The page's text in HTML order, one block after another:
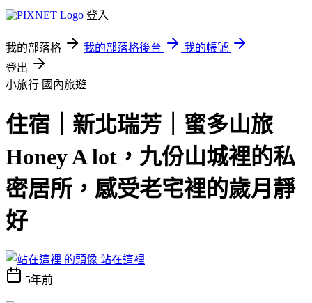
登入
我的部落格 我的部落格後台
我的帳號
登出
小旅行 國內旅遊
住宿｜新北瑞芳｜蜜多山旅
Honey A lot，九份山城裡的私
密居所，感受老宅裡的歲月靜
好
站在這裡
5年前